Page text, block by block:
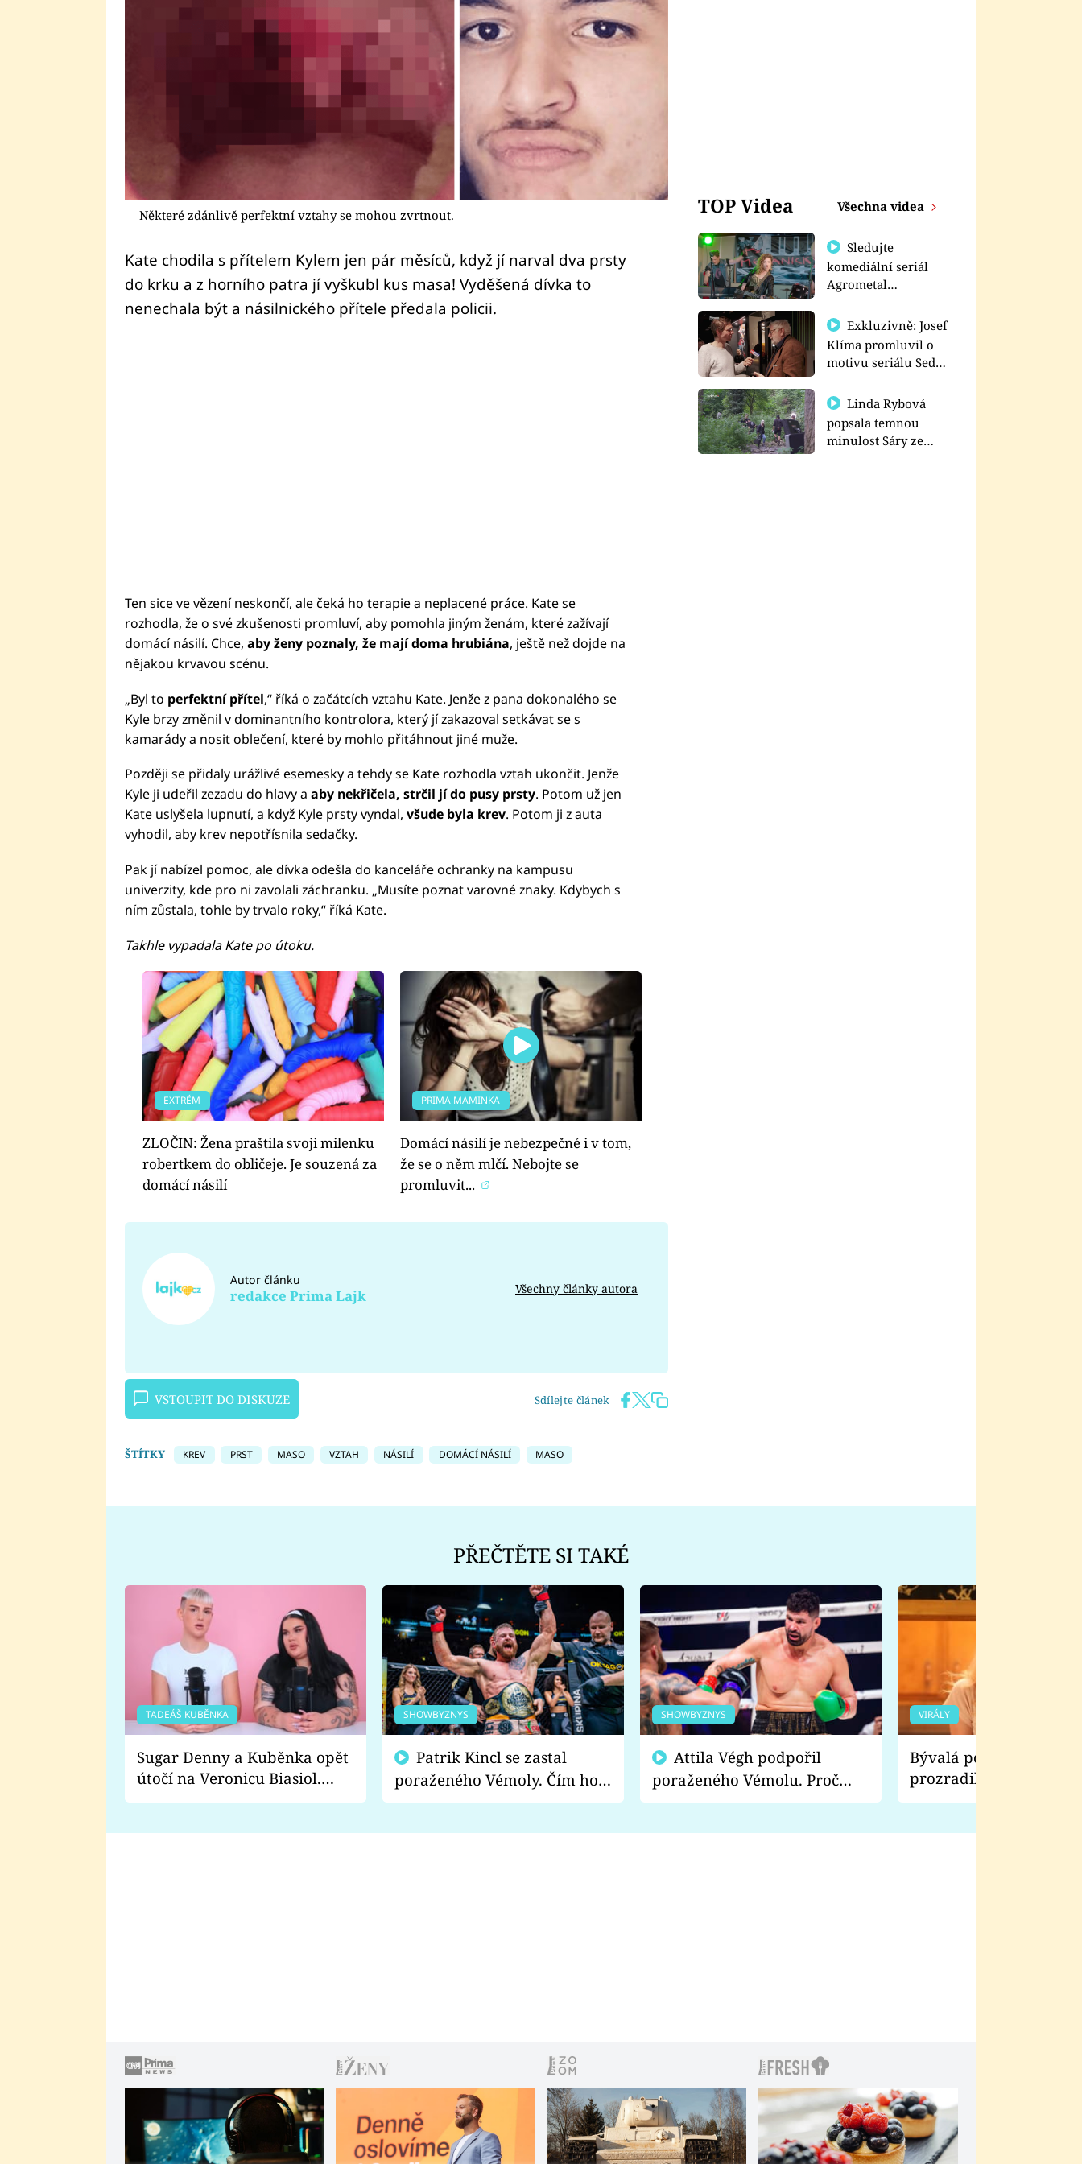
Některé zdánlivě perfektní vztahy se mohou zvrtnout.
Kate chodila s přítelem Kylem jen pár měsíců, když jí narval dva prsty
do krku a z horního patra jí vyškubl kus masa! Vyděšená dívka to
nenechala být a násilnického přítele předala policii.
Ten sice ve vězení neskončí, ale čeká ho terapie a neplacené práce. Kate se
rozhodla, že o své zkušenosti promluví, aby pomohla jiným ženám, které zažívají
domácí násilí. Chce, aby ženy poznaly, že mají doma hrubiána, ještě než dojde na
nějakou krvavou scénu.
„Byl to perfektní přítel,“ říká o začátcích vztahu Kate. Jenže z pana dokonalého se
Kyle brzy změnil v dominantního kontrolora, který jí zakazoval setkávat se s
kamarády a nosit oblečení, které by mohlo přitáhnout jiné muže.
Později se přidaly urážlivé esemesky a tehdy se Kate rozhodla vztah ukončit. Jenže
Kyle ji udeřil zezadu do hlavy a aby nekřičela, strčil jí do pusy prsty. Potom už jen
Kate uslyšela lupnutí, a když Kyle prsty vyndal, všude byla krev. Potom ji z auta
vyhodil, aby krev nepotřísnila sedačky.
Pak jí nabízel pomoc, ale dívka odešla do kanceláře ochranky na kampusu
univerzity, kde pro ni zavolali záchranku. „Musíte poznat varovné znaky. Kdybych s
ním zůstala, tohle by trvalo roky,“ říká Kate.
Takhle vypadala Kate po útoku.
EXTRÉM
ZLOČIN: Žena praštila svoji milenku
robertkem do obličeje. Je souzená za
domácí násilí
PRIMA MAMINKA
Domácí násilí je nebezpečné i v tom,
že se o něm mlčí. Nebojte se
promluvit...
Autor článku
redakce Prima Lajk Všechny články autora
VSTOUPIT DO DISKUZE Sdílejte článek
ŠTÍTKY KREV PRST MASO VZTAH NÁSILÍ DOMÁCÍ NÁSILÍ MASO
TOP Videa Všechna videa
Sledujte
komediální seriál
Agrometal
prima+
Exkluzivně: Josef
Klíma promluvil o
motivu seriálu Sedm
Linda Rybová
popsala temnou
minulost Sáry ze
PŘEČTĚTE SI TAKÉ
TADEÁŠ KUBĚNKA
Sugar Denny a Kuběnka opět
útočí na Veronicu Biasiol.
Proč je podle nich falešná a
SHOWBYZNYS
poraženého Vémoly. Čím ho
fanoušci naštvali?
SHOWBYZNYS
poraženého Vémolu. Proč
chce raději zápasit s ním než
VIRÁLY
Bývalá pornoherečka
prozradila, co ji
natáčení Euforie.